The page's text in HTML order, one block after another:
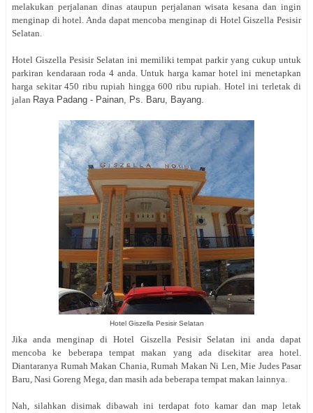
melakukan perjalanan dinas ataupun perjalanan wisata kesana dan ingin
menginap di hotel. Anda dapat mencoba menginap di Hotel Giszella Pesisir
Selatan.
Hotel Giszella Pesisir Selatan ini memiliki tempat parkir yang cukup untuk
parkiran kendaraan roda 4 anda. Untuk harga kamar hotel ini menetapkan
harga sekitar 450 ribu rupiah hingga 600 ribu rupiah. Hotel ini terletak di
jalan Raya Padang - Painan, Ps. Baru, Bayang.
Hotel Giszella Pesisir Selatan
Jika anda menginap di Hotel Giszella Pesisir Selatan ini anda dapat
mencoba ke beberapa tempat makan yang ada disekitar area hotel.
Diantaranya Rumah Makan Chania, Rumah Makan Ni Len, Mie Judes Pasar
Baru, Nasi Goreng Mega, dan masih ada beberapa tempat makan lainnya.
Nah, silahkan disimak dibawah ini terdapat foto kamar dan map letak